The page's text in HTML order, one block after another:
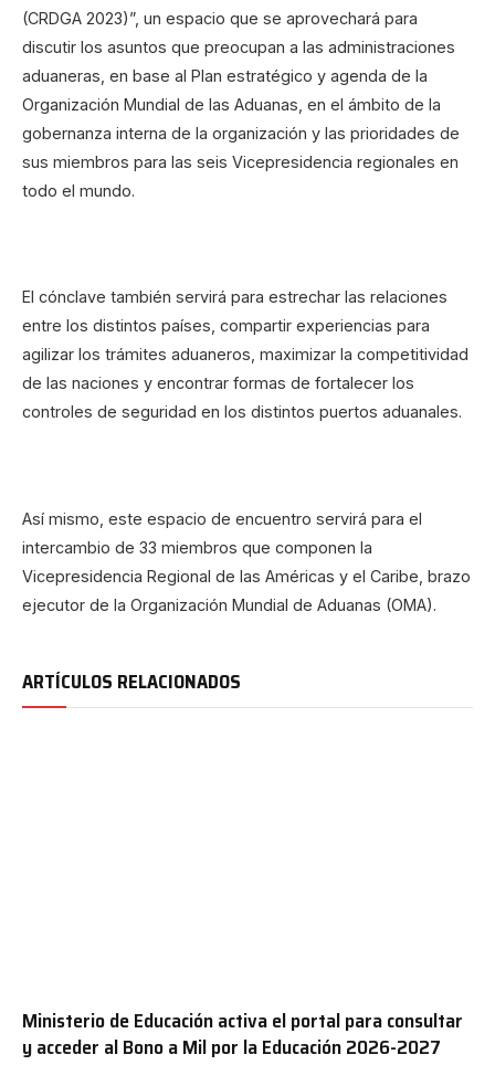
(CRDGA 2023)”, un espacio que se aprovechará para
discutir los asuntos que preocupan a las administraciones
aduaneras, en base al Plan estratégico y agenda de la
Organización Mundial de las Aduanas, en el ámbito de la
gobernanza interna de la organización y las prioridades de
sus miembros para las seis Vicepresidencia regionales en
todo el mundo.
El cónclave también servirá para estrechar las relaciones
entre los distintos países, compartir experiencias para
agilizar los trámites aduaneros, maximizar la competitividad
de las naciones y encontrar formas de fortalecer los
controles de seguridad en los distintos puertos aduanales.
Así mismo, este espacio de encuentro servirá para el
intercambio de 33 miembros que componen la
Vicepresidencia Regional de las Américas y el Caribe, brazo
ejecutor de la Organización Mundial de Aduanas (OMA).
ARTÍCULOS RELACIONADOS
Ministerio de Educación activa el portal para consultar
y acceder al Bono a Mil por la Educación 2026-2027